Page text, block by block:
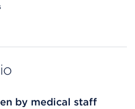
by medical staff